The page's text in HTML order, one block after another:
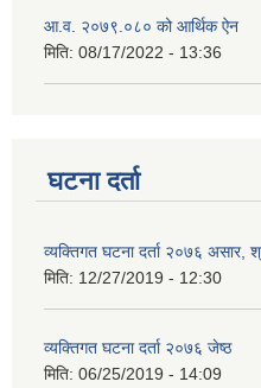
आ.व. २०७९.०८० को आर्थिक ऐन
मिति: 08/17/2022 - 13:36
घटना दर्ता
व्यक्तिगत घटना दर्ता २०७६ असार,
मिति: 12/27/2019 - 12:30
व्यक्तिगत घटना दर्ता २०७६ जेष्ठ
मिति: 06/25/2019 - 14:09